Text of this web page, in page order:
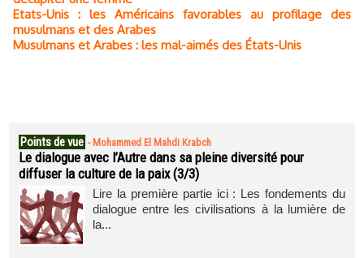
Etats-Unis : les Américains favorables au profilage des
musulmans et des Arabes
Musulmans et Arabes : les mal-aimés des États-Unis
Points de vue - Mohammed El Mahdi Krabch
Le dialogue avec l’Autre dans sa pleine diversité pour
diffuser la culture de la paix (3/3)
Lire la première partie ici : Les fondements du
dialogue entre les civilisations à la lumière de
la...